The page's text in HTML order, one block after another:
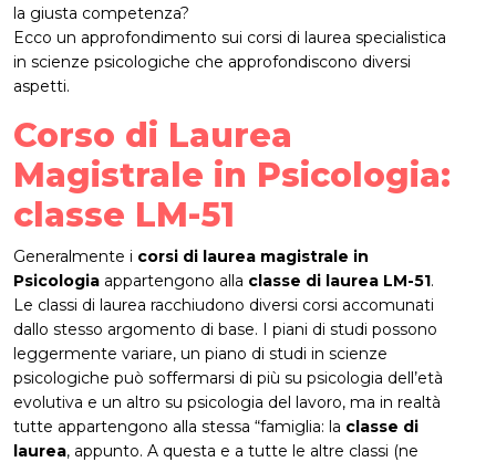
la giusta competenza?
Ecco un approfondimento sui corsi di laurea specialistica
in scienze psicologiche che approfondiscono diversi
aspetti.
Corso di Laurea
Magistrale in Psicologia:
classe LM-51
Generalmente i corsi di laurea magistrale in
Psicologia appartengono alla classe di laurea LM-51.
Le classi di laurea racchiudono diversi corsi accomunati
dallo stesso argomento di base. I piani di studi possono
leggermente variare, un piano di studi in scienze
psicologiche può soffermarsi di più su psicologia dell’età
evolutiva e un altro su psicologia del lavoro, ma in realtà
tutte appartengono alla stessa “famiglia: la classe di
laurea, appunto. A questa e a tutte le altre classi (ne